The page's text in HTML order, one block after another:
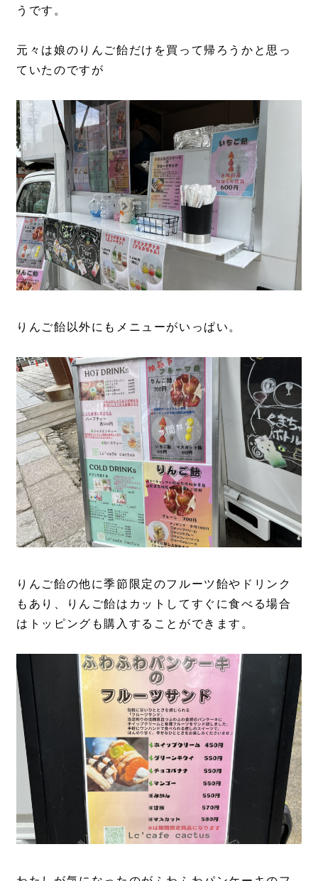
うです。
元々は娘のりんご飴だけを買って帰ろうかと思っ
ていたのですが
りんご飴以外にもメニューがいっぱい。
りんご飴の他に季節限定のフルーツ飴やドリンク
もあり、りんご飴はカットしてすぐに食べる場合
はトッピングも購入することができます。